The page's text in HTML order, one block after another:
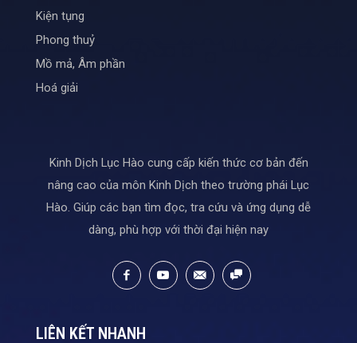
Kiện tụng
Phong thuỷ
Mồ mả, Âm phần
Hoá giải
Kinh Dịch Lục Hào cung cấp kiến thức cơ bản đến
nâng cao của môn Kinh Dịch theo trường phái Lục
Hào. Giúp các bạn tìm đọc, tra cứu và ứng dụng dễ
dàng, phù hợp với thời đại hiện nay
LIÊN KẾT NHANH